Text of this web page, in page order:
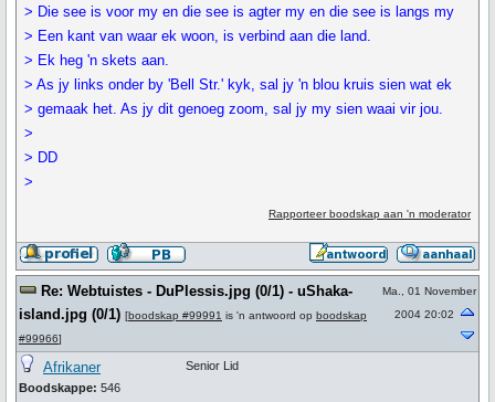
> Die see is voor my en die see is agter my en die see is langs my
> Een kant van waar ek woon, is verbind aan die land.
> Ek heg 'n skets aan.
> As jy links onder by 'Bell Str.' kyk, sal jy 'n blou kruis sien wat ek
> gemaak het. As jy dit genoeg zoom, sal jy my sien waai vir jou.
>
> DD
>
Rapporteer boodskap aan 'n moderator
Re: Webtuistes - DuPlessis.jpg (0/1) - uShaka-
island.jpg (0/1) [boodskap #99991 is 'n antwoord op boodskap
#99966]
Ma., 01 November
2004 20:02
Afrikaner
Boodskappe: 546
Senior Lid